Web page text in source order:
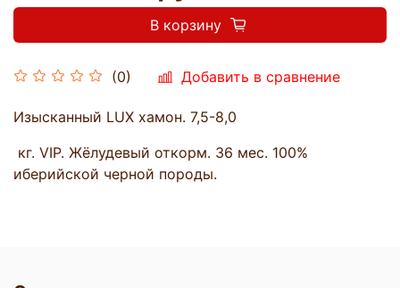
(0) Добавить в сравнение
В корзину
Изысканный LUX хамон. 7,5-8,0
кг. VIP. Жёлудевый откорм. 36 мес. 100%
иберийской черной породы.